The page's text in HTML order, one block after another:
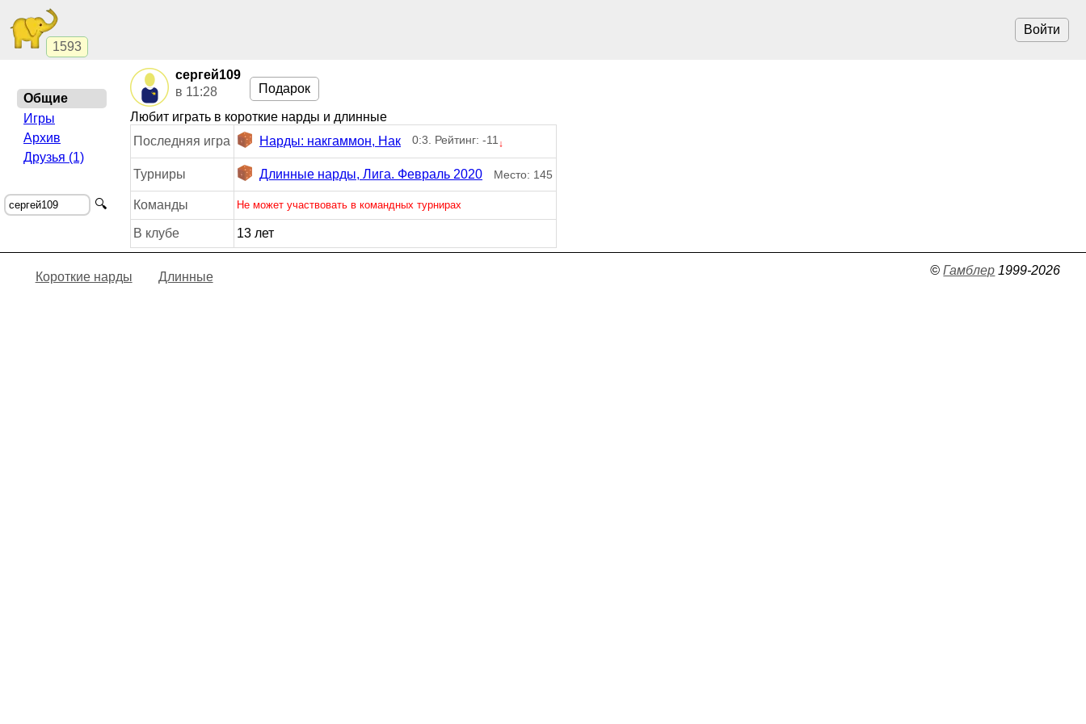
1593
Войти
сергей109
в 11:28
Подарок
Любит играть в короткие нарды и длинные
Последняя игра
Нарды: накгаммон, Нак 0:3. Рейтинг: -11 ↓
Турниры Длинные нарды, Лига. Февраль 2020 Место: 145
Команды Не может участвовать в командных турнирах
В клубе 13 лет
Общие
Игры
Архив
Друзья (1)
🔍
Короткие нарды Длинные ©Гамблер 1999-2026